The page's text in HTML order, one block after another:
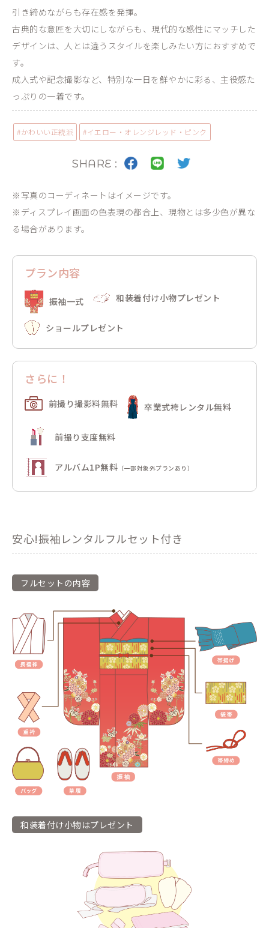
引き締めながらも存在感を発揮。
古典的な意匠を大切にしながらも、現代的な感性にマッチした
デザインは、人とは違うスタイルを楽しみたい方におすすめで
す。
成人式や記念撮影など、特別な一日を鮮やかに彩る、主役感た
っぷりの一着です。
#かわいい正統派 #イエロー・オレンジ レッド・ピンク
SHARE :
※写真のコーディネートはイメージです。
※ディスプレイ画面の色表現の都合上、現物とは多少色が異な
る場合があります。
プラン内容
振袖一式 和装着付け小物プレゼント
ショールプレゼント
さらに！
前撮り撮影料無料 卒業式袴レンタル無料
前撮り支度無料
アルバム1P無料 （一部対象外プランあり）
安心!振袖レンタルフルセット付き
フルセットの内容
和装着付け小物はプレゼント